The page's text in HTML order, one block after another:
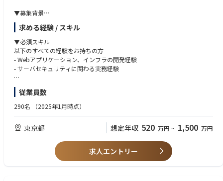
▼募集背景
任天堂株式会社はゲーム専用機やスマートデバイス上でプレイできるゲー
ムやサービスを通じ、お客様に娯楽を提供する事がミッションの一つで
す。ニンテンドーシステムズでは、これらのサービスのうち、ネットワー
クサービスの開発、運用を担当しています。
ネットワークサービスは、お客様に安心して楽しんで頂くために、高い安
全性が求められます。また、多くの娯楽を提供するために高い開発効率も
求められます。
みによるセキュリティのシフトレフト化が重要だと考えています。
この職種ではプロダクトの開発に参加し、任天堂株式会社のセキュリティ
チームと協力しながら、プロダクト内部から継続的なセキュリティの取り
リティを専門に担当していてプロダクト開発に興味のある方のいずれも歓
求める経験 / スキル
▼必須スキル
以下のすべての経験をお持ちの方
- Webアプリケーション、インフラの開発経験
- サーバセキュリティに関わる実務経験
歓迎スキル
以下の経験をお持ちの方を歓迎いたします。
- セキュリティレビューの実務経験
- 脆弱性診断ツールの使用経験
- セキュリティガードレールの設計、構築経験
- プラットフォームエンジニアリングの経験
従業員数
290名 （2025年1月時点）
東京都 想定年収 520 万円 ~ 1,500 万円
求人エントリー